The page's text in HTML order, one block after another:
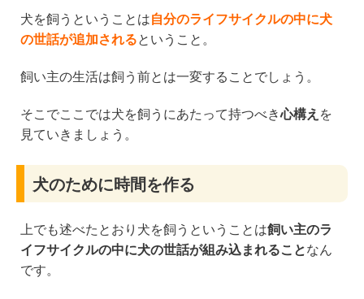
犬を飼うということは自分のライフサイクルの中に犬
の世話が追加されるということ。
飼い主の生活は飼う前とは一変することでしょう。
そこでここでは犬を飼うにあたって持つべき心構え を
見ていきましょう。
犬のために時間を作る
上でも述べたとおり犬を飼うということは飼い主のラ
イフサイクルの中に犬の世話が組み込まれることなん
です。